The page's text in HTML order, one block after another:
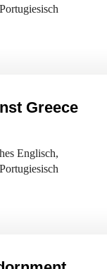
Greece
Englisch,